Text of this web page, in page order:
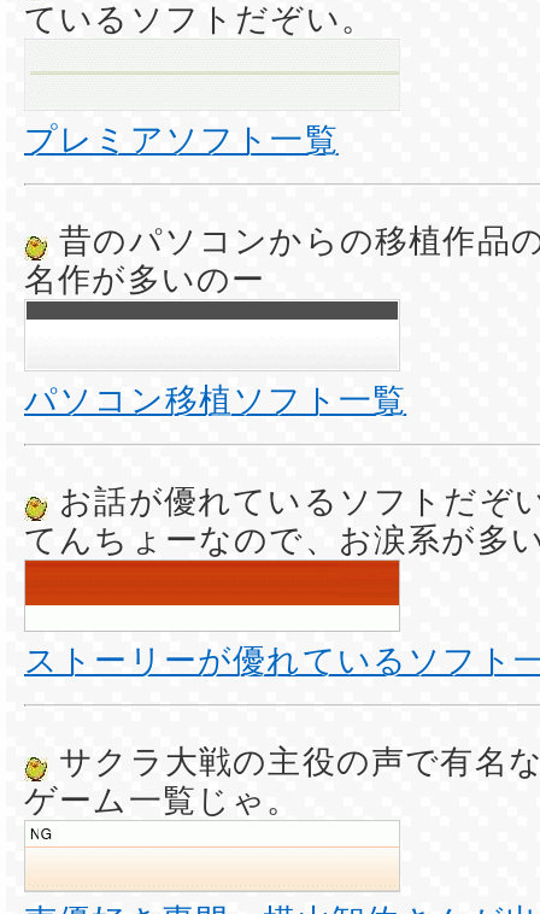
ているソフトだぞい。
プレミアソフト一覧
昔のパソコンからの移植作品
名作が多いのー
パソコン移植ソフト一覧
お話が優れているソフトだぞ
てんちょーなので、お涙系が多
ストーリーが優れているソフト
サクラ大戦の主役の声で有名
ゲーム一覧じゃ。